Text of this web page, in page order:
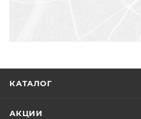
КАТАЛОГ
АКЦИИ